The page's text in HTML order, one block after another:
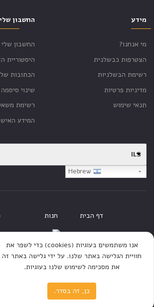
החשבון שלי
החשבון שלי
היסטוריית
הכתובות
שינוי סיסמה
רשימת
המידע
מידע
מי אנחנו?
הצטרפות כבשלנית
רשימת הבשלניות
מדיניות פרטיות
תנאי שימוש
ILS
דף הבית חנות
© 2020 All rights reserved.
אנו משתמשים בעוגיות (cookies) כדי לשפר את
חוויית הגלישה באתר שלנו. על ידי גלישה באתר זה
את מסכימה לשימוש שלנו בעוגיות.
כן, זה בסדר.